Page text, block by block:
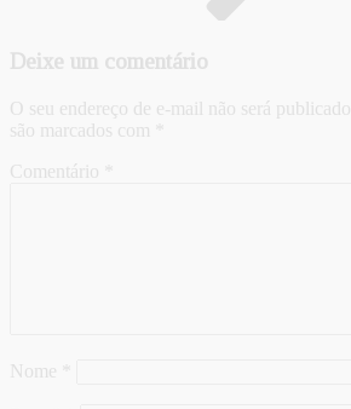
Deixe um comentário
O seu endereço de e-mail não será publicado.
são marcados com
Comentário
Nome